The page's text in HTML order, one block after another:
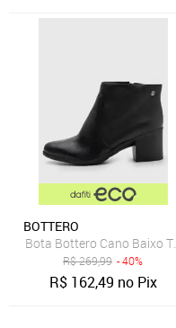
BOTTERO
Bota Bottero Cano Baixo
R$269,99 - 40%
R$ 162,49 no Pix